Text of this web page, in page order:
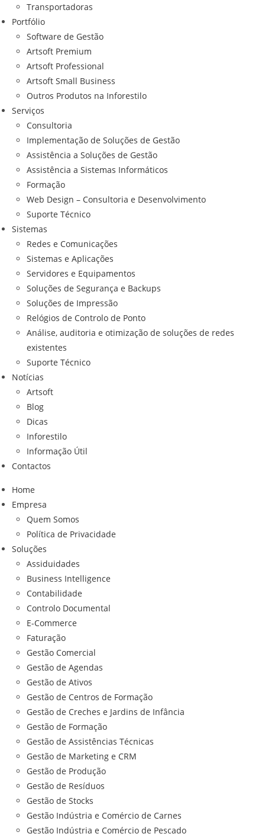
Transportadoras
Portfólio
Software de Gestão
Artsoft Premium
Artsoft Professional
Artsoft Small Business
Outros Produtos na Inforestilo
Serviços
Consultoria
Implementação de Soluções de Gestão
Assistência a Soluções de Gestão
Assistência a Sistemas Informáticos
Formação
Web Design – Consultoria e Desenvolvimento
Suporte Técnico
Sistemas
Redes e Comunicações
Sistemas e Aplicações
Servidores e Equipamentos
Soluções de Segurança e Backups
Soluções de Impressão
Relógios de Controlo de Ponto
Análise, auditoria e otimização de soluções de redes
existentes
Suporte Técnico
Notícias
Artsoft
Blog
Dicas
Inforestilo
Informação Útil
Contactos
Home
Empresa
Quem Somos
Política de Privacidade
Soluções
Assiduidades
Business Intelligence
Contabilidade
Controlo Documental
E-Commerce
Faturação
Gestão Comercial
Gestão de Agendas
Gestão de Ativos
Gestão de Centros de Formação
Gestão de Creches e Jardins de Infância
Gestão de Formação
Gestão de Assistências Técnicas
Gestão de Marketing e CRM
Gestão de Produção
Gestão de Resíduos
Gestão de Stocks
Gestão Indústria e Comércio de Carnes
Gestão Indústria e Comércio de Pescado